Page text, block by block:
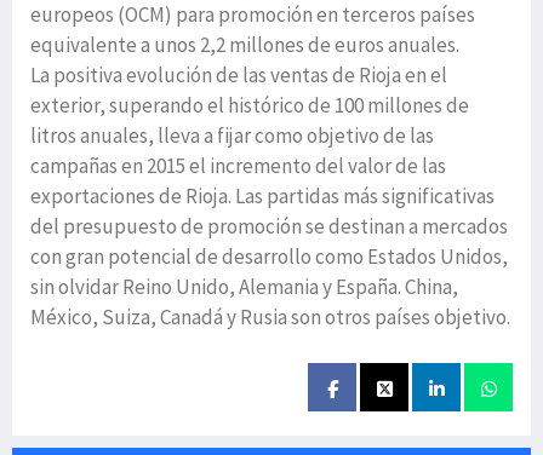
europeos (OCM) para promoción en terceros países
equivalente a unos 2,2 millones de euros anuales.
La positiva evolución de las ventas de Rioja en el
exterior, superando el histórico de 100 millones de
litros anuales, lleva a fijar como objetivo de las
campañas en 2015 el incremento del valor de las
exportaciones de Rioja. Las partidas más significativas
del presupuesto de promoción se destinan a mercados
con gran potencial de desarrollo como Estados Unidos,
sin olvidar Reino Unido, Alemania y España. China,
México, Suiza, Canadá y Rusia son otros países objetivo.